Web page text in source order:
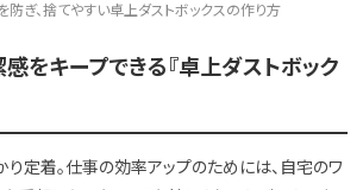
ぎ、捨てやすい卓上ダストボックスの作り方
をキープできる『卓上ダストボック
り定着。仕事の効率アップのためには、自宅のワ